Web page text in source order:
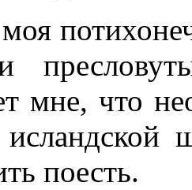
мне, что
поесть.